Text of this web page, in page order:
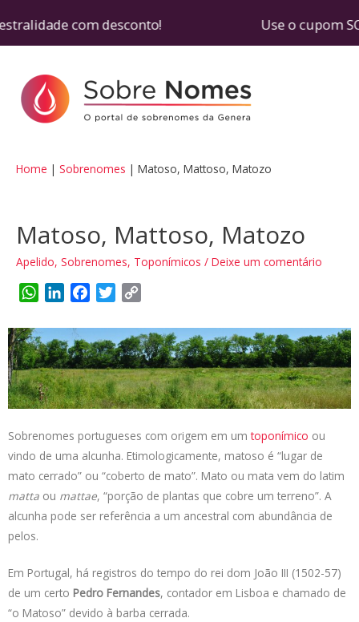
com desconto! Use o cupom
Home Sobrenomes Matoso, Mattoso, Matozo
Matoso, Mattoso, Matozo
Apelido, Sobrenomes, Toponímicos / Deixe um comentário
W
a
t
s
A
p
n
k
e
d
I
c
e
b
o
o
i
t
t
e
r
p
y
L
i
n
Sobrenomes portugueses com origem em umtoponímico ou
vindo de uma alcunha. Etimologicamente, matoso é “lugar de
mato cerrado” ou “coberto de mato”. Mato ou mata vem do latim
matta ou mattae, “porção de plantas que cobre um terreno”. A
alcunha pode ser referência a um ancestral com abundância de
pelos.
Em Portugal, há registros do tempo do rei dom João III (1502-57)
de um certo Pedro Fernandes, contador em Lisboa e chamado de
“o Matoso” devido à barba cerrada.